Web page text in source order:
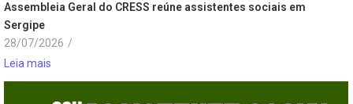
Assembleia Geral do CRESS reúne assistentes sociais em
Sergipe
28/07/2026 /
Leia mais